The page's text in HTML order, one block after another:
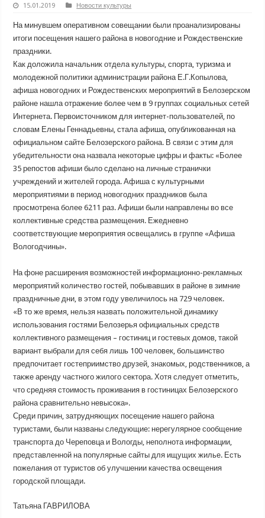
15.01.2019 Новости культуры
На минувшем оперативном совещании были проанализированы
итоги посещения нашего района в новогодние и Рождественские
праздники.
Как доложила начальник отдела культуры, спорта, туризма и
молодежной политики администрации района Е.Г.Копылова,
афиша новогодних и Рождественских мероприятий в Белозерском
районе нашла отражение более чем в 9 группах социальных сетей
Интернета. Первоисточником для интернет-пользователей, по
словам Елены Геннадьевны, стала афиша, опубликованная на
официальном сайте Белозерского района. В связи с этим для
убедительности она назвала некоторые цифры и факты: «Более
35 репостов афиши было сделано на личные странички
учреждений и жителей города. Афиша с культурными
мероприятиями в период новогодних праздников была
просмотрена более 6211 раз. Афиши были направлены во все
коллективные средства размещения. Ежедневно
соответствующие мероприятия освещались в группе «Афиша
Вологодчины».
На фоне расширения возможностей информационно-рекламных
мероприятий количество гостей, побывавших в районе в зимние
праздничные дни, в этом году увеличилось на 729 человек.
«В то же время, нельзя назвать положительной динамику
использования гостями Белозерья официальных средств
коллективного размещения – гостиниц и гостевых домов, такой
вариант выбрали для себя лишь 100 человек, большинство
предпочитает гостеприимство друзей, знакомых, родственников, а
также аренду частного жилого сектора. Хотя следует отметить,
что средняя стоимость проживания в гостиницах Белозерского
района сравнительно невысока».
Среди причин, затрудняющих посещение нашего района
туристами, были названы следующие: нерегулярное сообщение
транспорта до Череповца и Вологды, неполнота информации,
представленной на популярные сайты для ищущих жилье. Есть
пожелания от туристов об улучшении качества освещения
городской площади.
Татьяна ГАВРИЛОВА